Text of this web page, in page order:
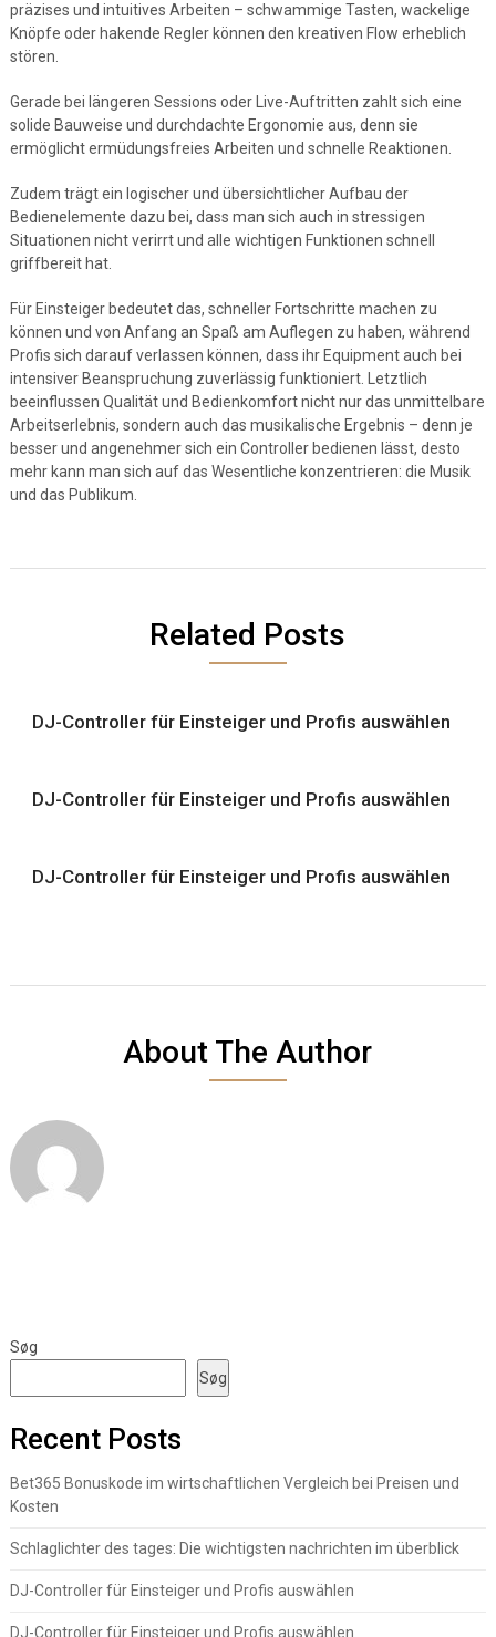
präzises und intuitives Arbeiten – schwammige Tasten, wackelige
Knöpfe oder hakende Regler können den kreativen Flow erheblich
stören.
Gerade bei längeren Sessions oder Live-Auftritten zahlt sich eine
solide Bauweise und durchdachte Ergonomie aus, denn sie
ermöglicht ermüdungsfreies Arbeiten und schnelle Reaktionen.
Zudem trägt ein logischer und übersichtlicher Aufbau der
Bedienelemente dazu bei, dass man sich auch in stressigen
Situationen nicht verirrt und alle wichtigen Funktionen schnell
griffbereit hat.
Für Einsteiger bedeutet das, schneller Fortschritte machen zu
können und von Anfang an Spaß am Auflegen zu haben, während
Profis sich darauf verlassen können, dass ihr Equipment auch bei
intensiver Beanspruchung zuverlässig funktioniert. Letztlich
beeinflussen Qualität und Bedienkomfort nicht nur das unmittelbare
Arbeitserlebnis, sondern auch das musikalische Ergebnis – denn je
besser und angenehmer sich ein Controller bedienen lässt, desto
mehr kann man sich auf das Wesentliche konzentrieren: die Musik
und das Publikum.
Related Posts
DJ-Controller für Einsteiger und Profis auswählen
DJ-Controller für Einsteiger und Profis auswählen
DJ-Controller für Einsteiger und Profis auswählen
About The Author
Søg
Søg
Recent Posts
Bet365 Bonuskode im wirtschaftlichen Vergleich bei Preisen und
Kosten
Schlaglichter des tages: Die wichtigsten nachrichten im überblick
DJ-Controller für Einsteiger und Profis auswählen
DJ-Controller für Einsteiger und Profis auswählen